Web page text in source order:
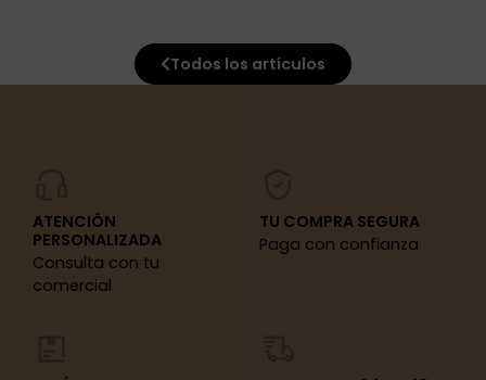
Todos los artículos
ATENCIÓN
PERSONALIZADA
Consulta con tu
comercial
TU COMPRA SEGURA
Paga con confianza